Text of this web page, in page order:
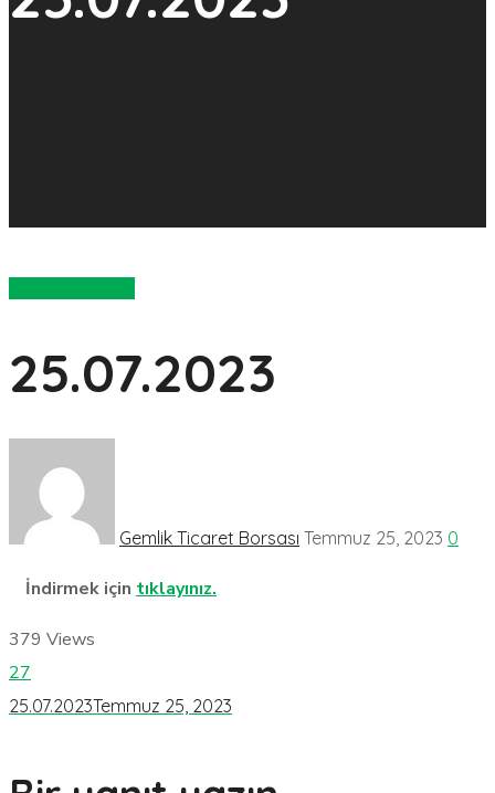
25.07.2023
Gemlik Ticaret Borsası Temmuz 25, 2023 0
İndirmek için tıklayınız.
379 Views
27
25.07.2023Temmuz 25, 2023